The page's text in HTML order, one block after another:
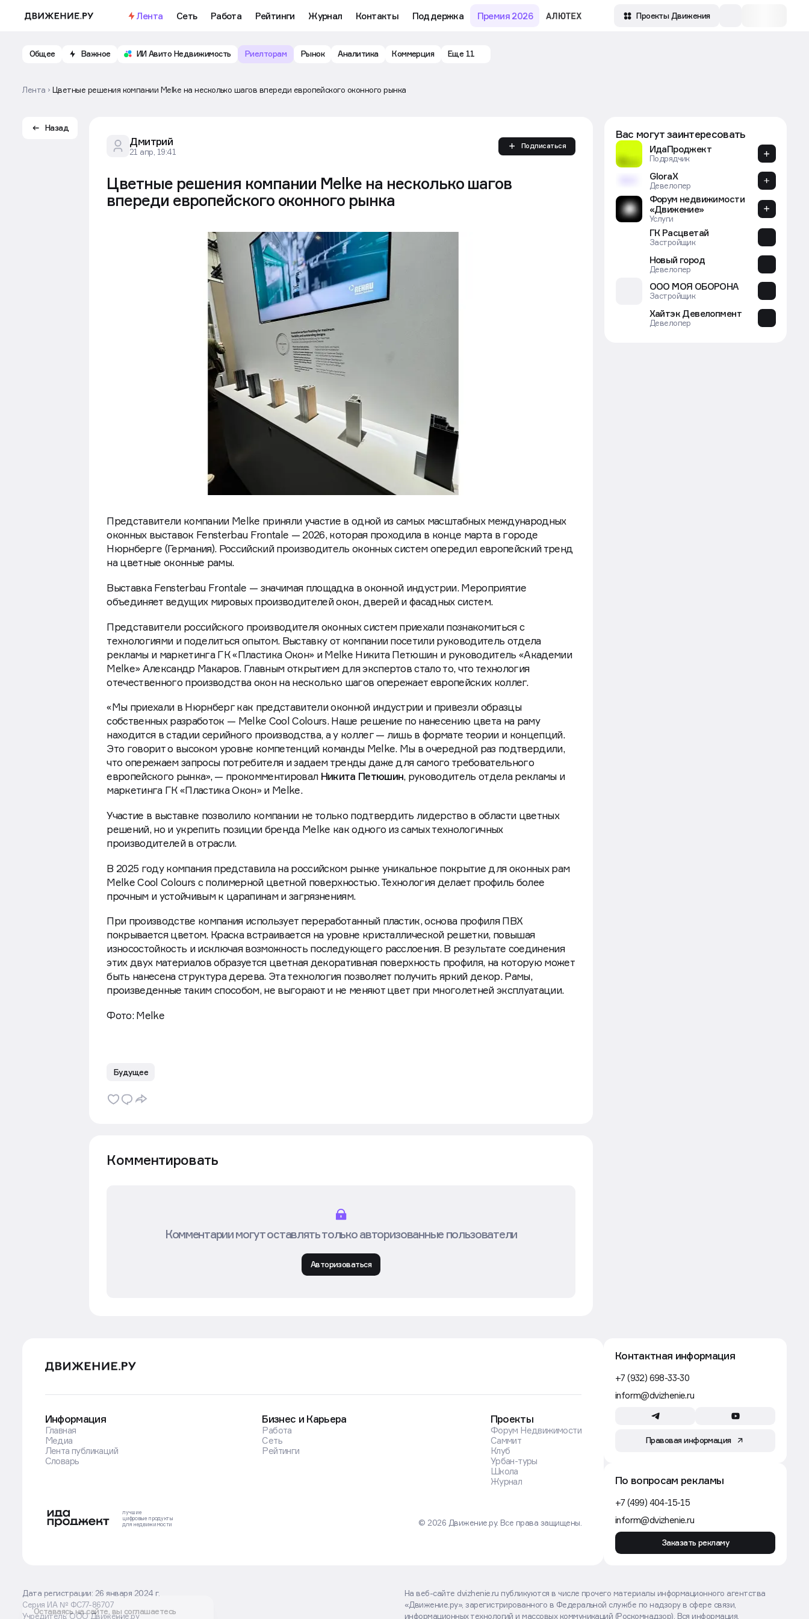
Лента Сеть Работа Рейтинги Журнал Контакты Поддержка Премия 2026 Проекты Движения
Общее Важное ИИ Авито Недвижимость Риелторам Рынок Аналитика Коммерция Еще 11
Лента Цветные решения компании Melke на несколько шагов впереди европейского оконного рынка
Назад
Дмитрий
21 апр, 19:41
Подписаться
Цветные решения компании Melke на несколько шагов
впереди европейского оконного рынка
Представители компании Melke приняли участие в одной из самых масштабных международных
оконных выставок Fensterbau Frontale — 2026, которая проходила в конце марта в городе
Нюрнберге (Германия). Российский производитель оконных систем опередил европейский тренд
на цветные оконные рамы.
Выставка Fensterbau Frontale — значимая площадка в оконной индустрии. Мероприятие
объединяет ведущих мировых производителей окон, дверей и фасадных систем.
Представители российского производителя оконных систем приехали познакомиться с
технологиями и поделиться опытом. Выставку от компании посетили руководитель отдела
рекламы и маркетинга ГК «Пластика Окон» и Melke Никита Петюшин и руководитель «Академии
Melke» Александр Макаров. Главным открытием для экспертов стало то, что технология
отечественного производства окон на несколько шагов опережает европейских коллег.
«Мы приехали в Нюрнберг как представители оконной индустрии и привезли образцы
собственных разработок — Melke Cool Colours. Наше решение по нанесению цвета на раму
находится в стадии серийного производства, а у коллег — лишь в формате теории и концепций.
Это говорит о высоком уровне компетенций команды Melke. Мы в очередной раз подтвердили,
что опережаем запросы потребителя и задаем тренды даже для самого требовательного
европейского рынка», — прокомментировал Никита Петюшин, руководитель отдела рекламы и
маркетинга ГК «Пластика Окон» и Melke.
Участие в выставке позволило компании не только подтвердить лидерство в области цветных
решений, но и укрепить позиции бренда Melke как одного из самых технологичных
производителей в отрасли.
В 2025 году компания представила на российском рынке уникальное покрытие для оконных рам
Melke Cool Colours с полимерной цветной поверхностью. Технология делает профиль более
прочным и устойчивым к царапинам и загрязнениям.
При производстве компания использует переработанный пластик, основа профиля ПВХ
покрывается цветом. Краска встраивается на уровне кристаллической решетки, повышая
износостойкость и исключая возможность последующего расслоения. В результате соединения
этих двух материалов образуется цветная декоративная поверхность профиля, на которую может
быть нанесена структура дерева. Эта технология позволяет получить яркий декор. Рамы,
произведенные таким способом, не выгорают и не меняют цвет при многолетней эксплуатации.
Фото: Melke
Будущее
Комментировать
Комментарии могут оставлять только авторизованные пользователи
Авторизоваться
Вас могут заинтересовать
ИдаПроджект
Подрядчик
GloraX
Девелопер
Форум недвижимости
«Движение»
Услуги
ГК Расцветай
Застройщик
Новый город
Девелопер
ООО МОЯ ОБОРОНА
Застройщик
Хайтэк Девелопмент
Девелопер
Информация
Главная
Медиа
Лента публикаций
Словарь
Бизнес и Карьера
Работа
Сеть
Рейтинги
Проекты
Форум Недвижимости
Саммит
Клуб
Урбан-туры
Школа
Журнал
лучшие
цифровые продукты
для недвижимости
© 2026 Движение.ру. Все права защищены.
Контактная информация
+7 (932) 698-33-30
inform@dvizhenie.ru
Правовая информация
По вопросам рекламы
+7 (499) 404-15-15
inform@dvizhenie.ru
Заказать рекламу
Дата регистрации: 26 января 2024 г.
Серия ИА № ФС77-86707
Учредитель: ООО Движение.ру
На веб-сайте dvizhenie.ru публикуются в числе прочего материалы информационного агентства
«Движение.ру», зарегистрированного в Федеральной службе по надзору в сфере связи,
информационных технологий и массовых коммуникаций (Роскомнадзор). Вся информация,
Оставаясь на сайте, вы соглашаетесь